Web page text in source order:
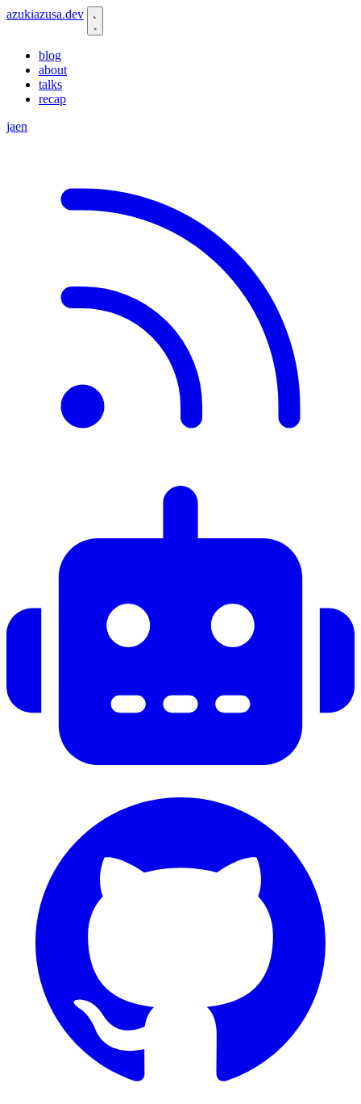
azukiazusa.dev
blog
about
talks
recap
jaen